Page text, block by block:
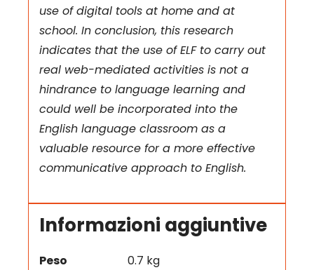
use of digital tools at home and at
school. In conclusion, this research
indicates that the use of ELF to carry out
real web-mediated activities is not a
hindrance to language learning and
could well be incorporated into the
English language classroom as a
valuable resource for a more effective
communicative approach to English.
Informazioni aggiuntive
Peso
0.7 kg